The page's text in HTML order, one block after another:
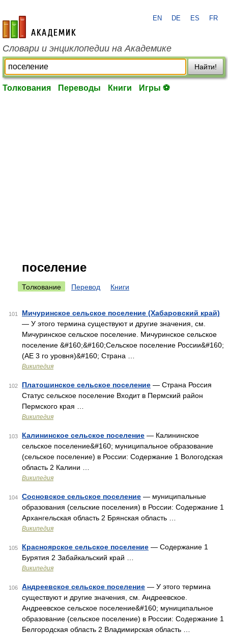
academic.ru
EN DE ES FR
Словари и энциклопедии на Академике
Найти!
Толкования Переводы Книги Игры ⚽
поселение
Толкование Перевод Книги
101
Мичуринское сельское поселение (Хабаровский край)
— У этого термина существуют и другие значения, см.
Мичуринское сельское поселение. Мичуринское сельское
поселение &#160;&#160;Сельское поселение России&#160;
(АЕ 3 го уровня)&#160; Страна …
Википедия
102 Платошинское сельское поселение — Страна Россия
Статус сельское поселение Входит в Пермский район
Пермского края …
Википедия
103 Калининское сельское поселение — Калининское
сельское поселение&#160; муниципальное образование
(сельское поселение) в России: Содержание 1 Вологодская
область 2 Калини …
Википедия
104 Сосновское сельское поселение — муниципальные
образования (сельские поселения) в России: Содержание 1
Архангельская область 2 Брянская область …
Википедия
105 Красноярское сельское поселение — Содержание 1
Бурятия 2 Забайкальский край …
Википедия
106 Андреевское сельское поселение — У этого термина
существуют и другие значения, см. Андреевское.
Андреевское сельское поселение&#160; муниципальное
образование (сельское поселение) в России: Содержание 1
Белгородская область 2 Владимирская область …